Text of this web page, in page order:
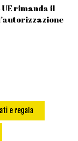
rimanda il
e regala